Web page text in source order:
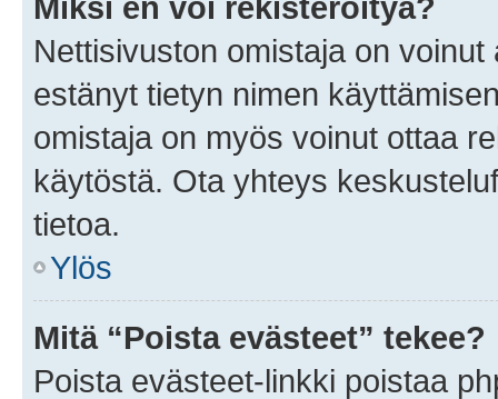
Nettisivuston omistaja on
estänyt tietyn nimen
omistaja on myös voinut ottaa
käytöstä. Ota yhteys
tietoa.
Ylös
Mitä “Poista evästeet” tekee?
Poista evästeet-linkki poistaa